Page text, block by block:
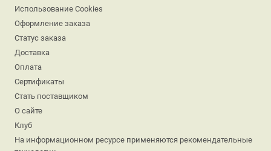
Использование Cookies
Оформление заказа
Статус заказа
Доставка
Оплата
Сертификаты
Стать поставщиком
О сайте
Клуб
На информационном ресурсе применяются рекомендательные